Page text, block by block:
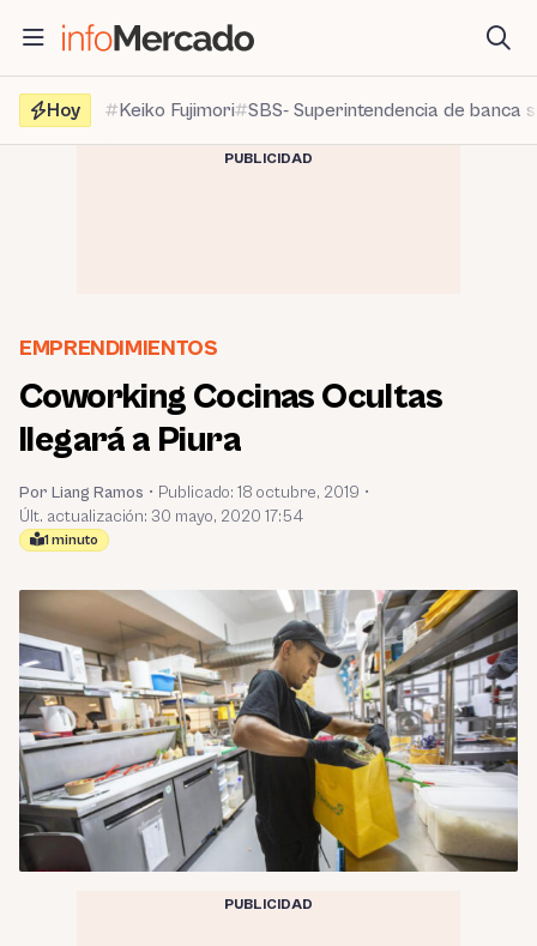
contenido
Hoy
Keiko Fujimori SBS- Superintendencia de banca
PUBLICIDAD
EMPRENDIMIENTOS
Coworking Cocinas Ocultas
llegará a Piura
Por Liang Ramos • Publicado: 18 octubre, 2019 •
Últ. actualización: 30 mayo, 2020 17:54
1 minuto
PUBLICIDAD